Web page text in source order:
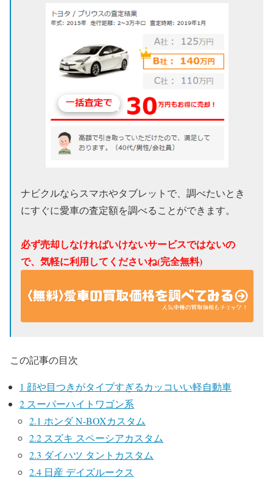
ナビクルならスマホやタブレットで、調べたいとき
にすぐに愛車の査定額を調べることができます。
必ず売却しなければいけないサービスではないの
で、気軽に利用してくださいね(完全無料)
この記事の目次
1 顔や目つきがタイプすぎるカッコいい軽自動車
2 スーパーハイトワゴン系
2.1 ホンダ N-BOXカスタム
2.2 スズキ スペーシアカスタム
2.3 ダイハツ タントカスタム
2.4 日産 デイズルークス